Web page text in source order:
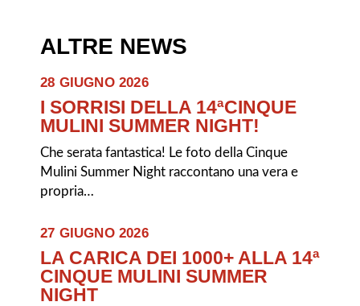
ALTRE NEWS
28 GIUGNO 2026
I SORRISI DELLA 14ªCINQUE
MULINI SUMMER NIGHT!
Che serata fantastica! Le foto della Cinque
Mulini Summer Night raccontano una vera e
propria…
27 GIUGNO 2026
LA CARICA DEI 1000+ ALLA 14ª
CINQUE MULINI SUMMER
NIGHT